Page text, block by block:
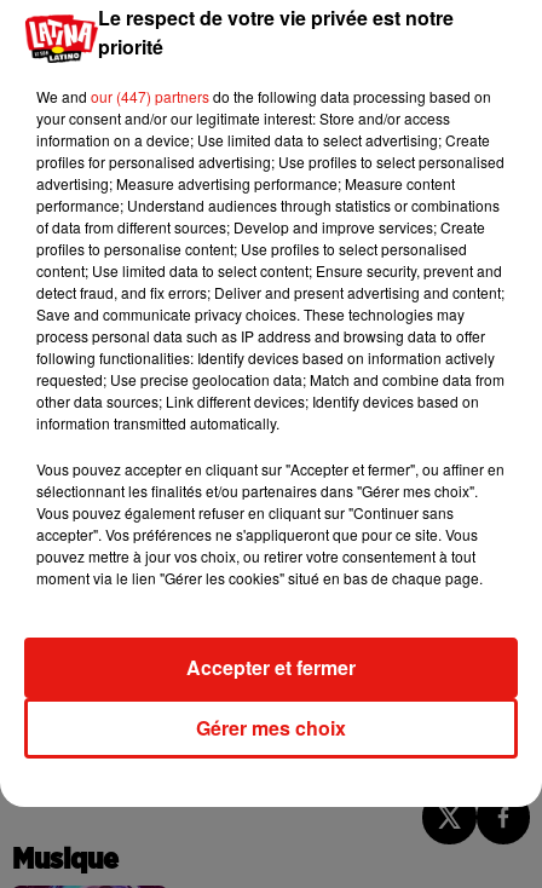
"Depuis que la pandémie a commencé, j'ai sorti deux albums
et je désespère de chanter ces chansons avec mon public"
déclaré Maluma, faisant référence aux albums Papi Juancho
7 Days in Jamaica.C'est dans le premier opus que figure
d'ailleurs son tubeHawaii, l'un des plus importants de sa
carrière qui a fait ses débuts à la première place de la liste
mondiale Billboard 200 réunissant les chansons les plus
populaires dans le monde, à l'exception des États-Unis.
Le chanteur colombien profitera également de cette série de
concerts pour présenter sa nouvelle chansonSobrio,une
ballade urbaine dont la vidéo a cumulé 37 millions de vues
en trois semaines.
Pour rappel, Maluma avait dû suspendre sa tournée
précédente en mars 2020, au moment où les dates
Selon les chiffres de la
de dollars sur les 36 dates qu'il a réussi à boucler.
prix moyen du billet pour la tournée
était de 90 dollars,
Papi Juancho Tour variera de 40 à 240 dollars.
Musique
Le respect de votre vie privée est notre
priorité
We and our (447) partnersdo the following data processing based on
your consent and/or our legitimate interest: Store and/or access
information on a device; Use limited data to select advertising; Create
profiles for personalised advertising; Use profiles to select personalised
advertising; Measure advertising performance; Measure content
performance; Understand audiences through statistics or combinations
of data from different sources; Develop and improve services; Create
profiles to personalise content; Use profiles to select personalised
content; Use limited data to select content; Ensure security, prevent and
detect fraud, and fix errors; Deliver and present advertising and content;
Save and communicate privacy choices. These technologies may
process personal data such as IP address and browsing data to offer
following functionalities: Identify devices based on information actively
requested; Use precise geolocation data; Match and combine data from
other data sources; Link different devices; Identify devices based on
information transmitted automatically.
Vous pouvez accepter en cliquant sur "Accepter et fermer", ou affiner en
sélectionnant les finalités et/ou partenaires dans "Gérer mes choix".
Vous pouvez également refuser en cliquant sur "Continuer sans
accepter". Vos préférences ne s'appliqueront que pour ce site. Vous
pouvez mettre à jour vos choix, ou retirer votre consentement à tout
moment via le lien "Gérer les cookies" situé en bas de chaque page.
Gérer mes choix
Accepter et fermer